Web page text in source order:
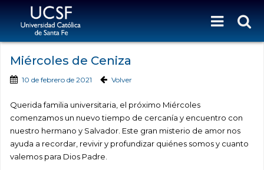
Miércoles de Ceniza
10 de febrero de 2021 Volver
Querida familia universitaria, el próximo Miércoles
comenzamos un nuevo tiempo de cercanía y encuentro con
nuestro hermano y Salvador. Este gran misterio de amor nos
ayuda a recordar, revivir y profundizar quiénes somos y cuanto
valemos para Dios Padre.